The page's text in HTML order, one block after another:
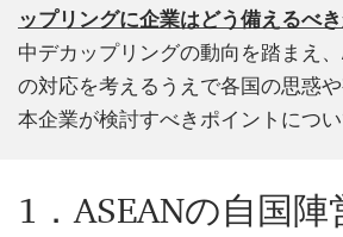
ップリングに企業はどう備えるべ
中デカップリングの動向を踏まえ
の対応を考えるうえで各国の思惑
本企業が検討すべきポイントについ
1．ASEANの自国